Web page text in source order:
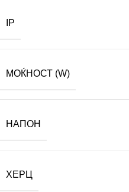
IP
МОЌНОСТ (W)
НАПОН
ХЕРЦ